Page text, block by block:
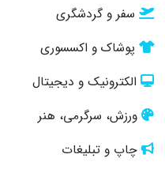
سفر و گردشگری
پوشاک و اکسسوری
الکترونیک و دیجیتال
ورزش، سرگرمی، هنر
چاپ و تبلیغات